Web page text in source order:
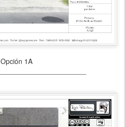
Opción 1A